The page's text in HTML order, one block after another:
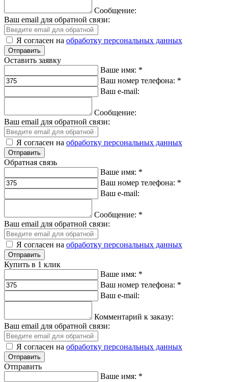
Сообщение:
Ваш email для обратной связи:
Я согласен на обработку персональных данных
Оставить заявку
Ваше имя: *
Ваш номер телефона: *
Ваш e-mail:
Сообщение:
Ваш email для обратной связи:
Я согласен на обработку персональных данных
Обратная связь
Ваше имя: *
Ваш номер телефона: *
Ваш e-mail:
Сообщение: *
Ваш email для обратной связи:
Я согласен на обработку персональных данных
Купить в 1 клик
Ваше имя: *
Ваш номер телефона: *
Ваш e-mail:
Комментарий к заказу:
Ваш email для обратной связи:
Я согласен на обработку персональных данных
Отправить
Ваше имя: *